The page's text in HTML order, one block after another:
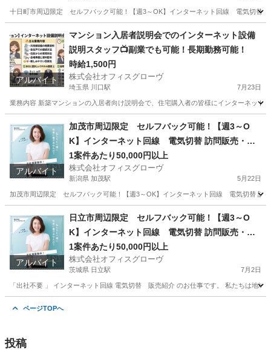
十日町市周辺限定 セルフバック可能！【週3～OK】インターネット回線 電気切替
営業 セルフ
アルバイト
マンション入居者説明会でのインターネット設備
説明スタッフ📺副業でも可能！長期勤務可能！
時給1,500円
株式会社オフィスグローヴ
埼玉県 川口駅 7月23日
業務内容 新築マンションの入居者向け説明会で、住宅購入者の皆様にインターネッ
川口駅 接客 スタッフ
アルバイト
加茂市周辺限定 セルフバック可能！【週3～O
K】インターネット回線 電気切替 訪問販売・紹
介
1案件あたり50,000円以上
株式会社オフィスグローヴ
新潟県 加茂駅 5月22日
加茂市周辺限定 セルフバック可能！【週3～OK】インターネット回線 電気切替 訪
加茂駅 営業 セルフ
アルバイト
日立市周辺限定 セルフバック可能！【週3～O
K】インターネット回線 電気切替 訪問販売・紹
介
1案件あたり50,000円以上
株式会社オフィスグローヴ
茨城県 日立駅 7月2日
「出社不要 」 インターネット回線 電気切替 販売紹介 のお仕事です。 私たちは地
ページTOPへ
投稿